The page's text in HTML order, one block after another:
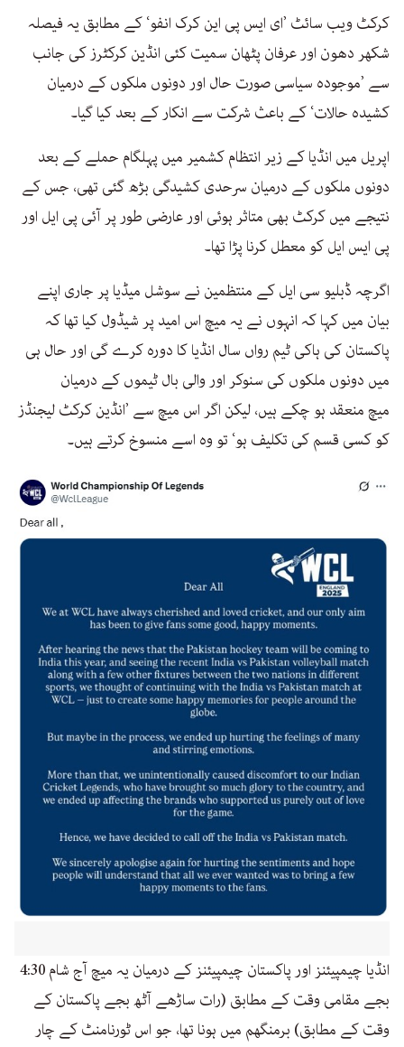
کرکٹ ویب سائٹ ’ای ایس پی این کرک انفو‘ کے مطابق یہ فیصلہ
شکھر دھون اور عرفان پٹھان سمیت کئی انڈین کرکٹرز کی جانب
سے ’موجودہ سیاسی صورت حال اور دونوں ملکوں کے درمیان
کشیدہ حالات‘ کے باعث شرکت سے انکار کے بعد کیا گیا۔
اپریل میں انڈیا کے زیر انتظام کشمیر میں پہلگام حملے کے بعد
دونوں ملکوں کے درمیان سرحدی کشیدگی بڑھ گئی تھی، جس کے
نتیجے میں کرکٹ بھی متاثر ہوئی اور عارضی طور پر آئی پی ایل اور
پی ایس ایل کو معطل کرنا پڑا تھا۔
اگرچہ ڈبلیو سی ایل کے منتظمین نے سوشل میڈیا پر جاری اپنے
بیان میں کہا کہ انہوں نے یہ میچ اس امید پر شیڈول کیا تھا کہ
پاکستان کی ہاکی ٹیم رواں سال انڈیا کا دورہ کرے گی اور حال ہی
میں دونوں ملکوں کی سنوکر اور والی بال ٹیموں کے درمیان
میچ منعقد ہو چکے ہیں، لیکن اگر اس میچ سے ’انڈین کرکٹ لیجنڈز
کو کسی قسم کی تکلیف ہو‘ تو وہ اسے منسوخ کرتے ہیں۔
انڈیا چیمپیئنز اور پاکستان چیمپیئنز کے درمیان یہ میچ آج شام 4:30
بجے مقامی وقت کے مطابق (رات ساڑھے آٹھ بجے پاکستان کے
وقت کے مطابق) برمنگھم میں ہونا تھا، جو اس ٹورنامنٹ کے چار